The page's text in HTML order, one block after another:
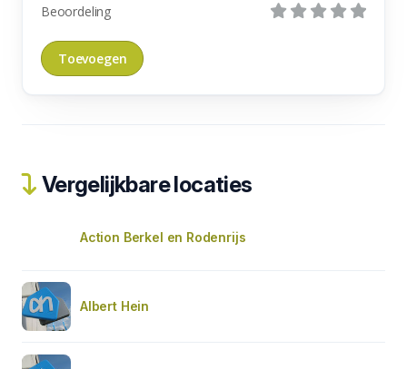
Beoordeling
Vergelijkbare locaties
Action Berkel en Rodenrijs
Albert Hein